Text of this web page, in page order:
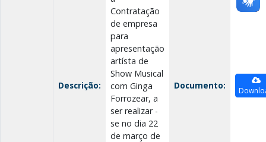
Descrição:
Contratação
de empresa
para
apresentação
artísta de
Show Musical
com Ginga
Forrozear, a
ser realizar -
se no dia 22
de março de
Documento: